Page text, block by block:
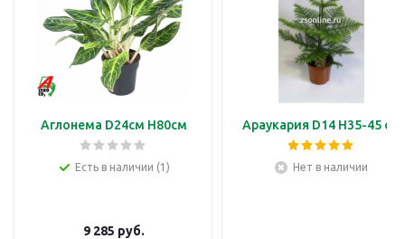
Аглонема D24см H80см
Есть в наличии (1)
9 285 руб.
Араукария D14 H35-45 см
Нет в наличии